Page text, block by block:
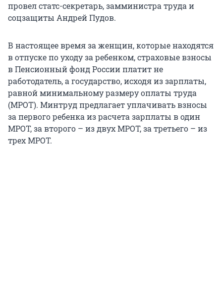
провел статс-секретарь, замминистра труда и
соцзащиты Андрей Пудов.
В настоящее время за женщин, которые находятся
в отпуске по уходу за ребенком, страховые взносы
в Пенсионный фонд России платит не
работодатель, а государство, исходя из зарплаты,
равной минимальному размеру оплаты труда
(МРОТ). Минтруд предлагает уплачивать взносы
за первого ребенка из расчета зарплаты в один
МРОТ, за второго – из двух МРОТ, за третьего – из
трех МРОТ.